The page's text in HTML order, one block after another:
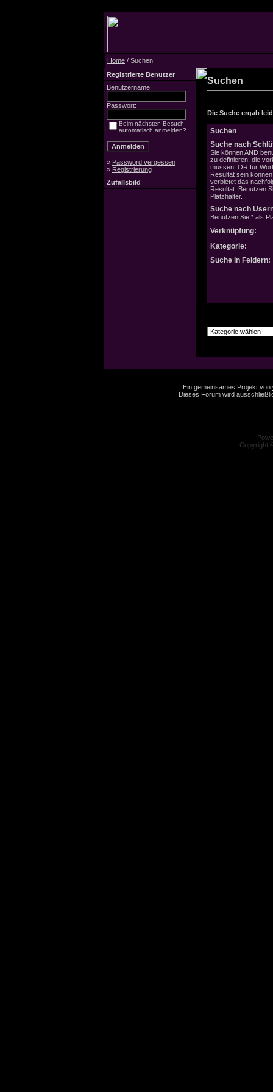
Home / Suchen
Registrierte Benutzer
Benutzername:
Passwort:
Beim nächsten Besuch
automatisch anmelden?
» Password vergessen
» Registrierung
Zufallsbild
Suchen
Die Suche ergab
Suchen
Suche nach
Sie können AND
zu definieren, die
müssen, OR für
Resultat sein
verbietet das
Resultat. Benutzen
Platzhalter.
Suche nach
Benutzen Sie * als
Verknüpfung:
Kategorie:
Suche in Feldern:
Ein gemeinsames Projekt von
Dieses Forum wird
Copyright